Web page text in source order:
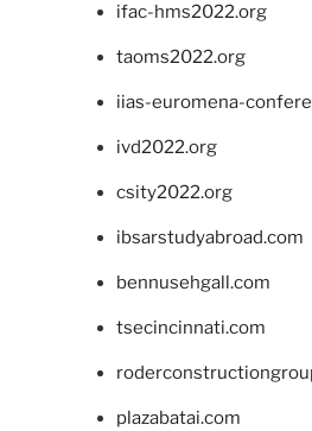
ifac-hms2022.org
taoms2022.org
iias-euromena-
ivd2022.org
csity2022.org
ibsarstudyabroad.com
bennusehgall.com
tsecincinnati.com
plazabatai.com